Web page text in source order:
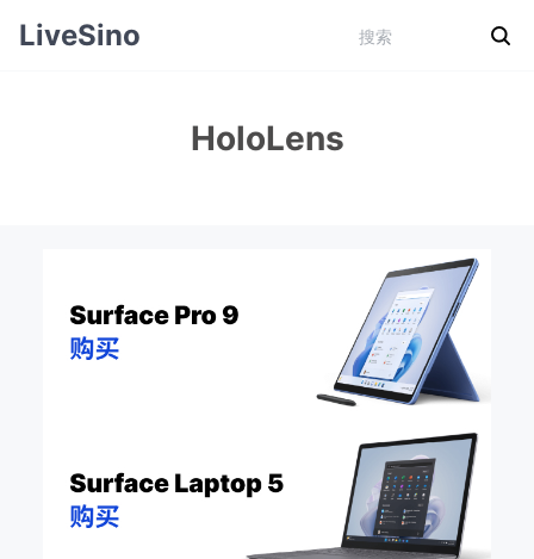
LiveSino
HoloLens